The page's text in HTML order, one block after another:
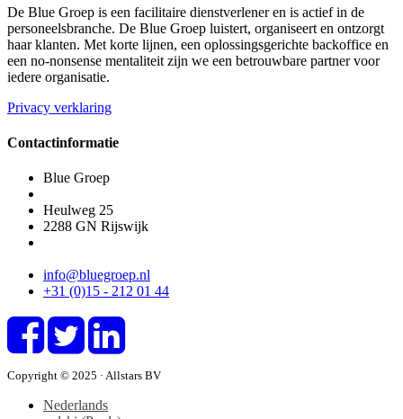
De Blue Groep is een facilitaire dienstverlener en is actief in de
personeelsbranche. De Blue Groep luistert, organiseert en ontzorgt
haar klanten. Met korte lijnen, een oplossingsgerichte backoffice en
een no-nonsense mentaliteit zijn we een betrouwbare partner voor
iedere organisatie.
Privacy verklaring
Contactinformatie
Blue Groep
Heulweg 25
2288 GN Rijswijk
info@bluegroep.nl
+31 (0)15 - 212 01 44
Copyright © 2025 · Allstars BV
Nederlands